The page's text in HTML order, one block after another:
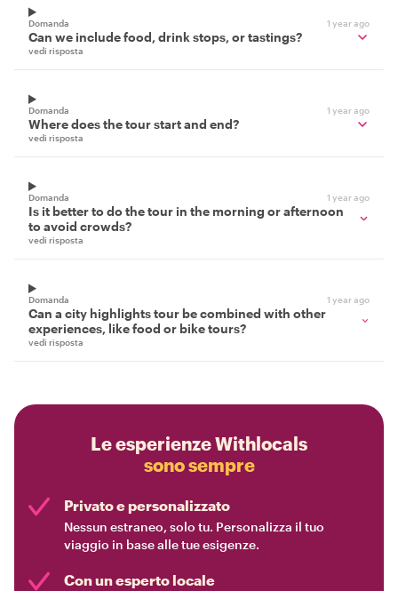
Domanda 1 year ago
Can we include food, drink stops, or tastings?
vedi risposta
Domanda 1 year ago
Where does the tour start and end?
vedi risposta
Domanda 1 year ago
Is it better to do the tour in the morning or afternoon
to avoid crowds?
vedi risposta
Domanda 1 year ago
Can a city highlights tour be combined with other
experiences, like food or bike tours?
vedi risposta
Le esperienze Withlocals
sono sempre
Privato e personalizzato
Nessun estraneo, solo tu. Personalizza il tuo
viaggio in base alle tue esigenze.
Con un esperto locale